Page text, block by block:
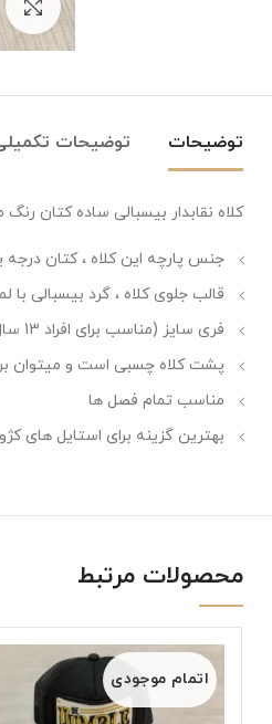
توضیحات توضیحات
کلاه نقابدار بیسبالی ساده کتان
جنس پارچه این کلاه ، کتان
قالب جلوی کلاه ، گرد بیسبالی با
فری سایز (مناسب برای افراد 13 سال با بالا)
پشت کلاه چسبی است و میتوان
مناسب تمام فصل ها
بهترین گزینه برای استایل های
محصولات مرتبط
اتمام موجودی